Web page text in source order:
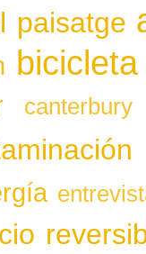
paisatge
bicicleta
canterbury